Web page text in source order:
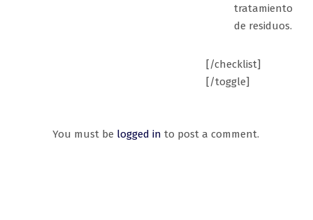
tratamiento
de residuos.
[/checklist]
[/toggle]
You must be logged in to post a comment.